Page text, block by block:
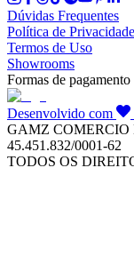
Dúvidas Frequentes
Política de Privacidade
Termos de Uso
Showrooms
Formas de pagamento
Desenvolvido com
GAMZ COMERCIO
45.451.832/0001-62
TODOS OS